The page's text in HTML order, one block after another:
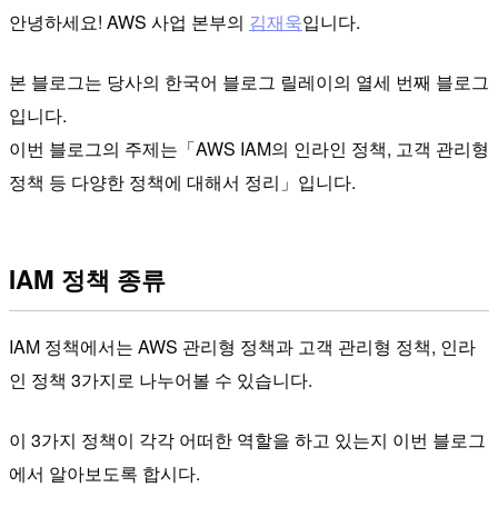
안녕하세요! AWS 사업 본부의 김재욱입니다.
본 블로그는 당사의 한국어 블로그 릴레이의 열세 번째 블로그
입니다.
이번 블로그의 주제는「AWS IAM의 인라인 정책, 고객 관리형
정책 등 다양한 정책에 대해서 정리」입니다.
IAM 정책 종류
IAM 정책에서는 AWS 관리형 정책과 고객 관리형 정책, 인라
인 정책 3가지로 나누어볼 수 있습니다.
이 3가지 정책이 각각 어떠한 역할을 하고 있는지 이번 블로그
에서 알아보도록 합시다.